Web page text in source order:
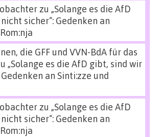
zu „Solange es die AfD
sicher“: Gedenken an
die GFF und VVN-BdA für das
„Solange es die AfD gibt, sind wir
an Sinti:zze und
zu „Solange es die AfD
sicher“: Gedenken an